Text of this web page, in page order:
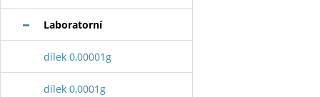
Laboratorní
dílek 0,00001g
dílek 0,0001g